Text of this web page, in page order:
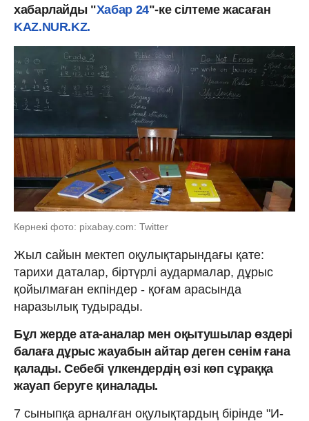
хабарлайды "Хабар 24"-ке сілтеме жасаған
KAZ.NUR.KZ.
Көрнекі фото: pixabay.com: Twitter
Жыл сайын мектеп оқулықтарындағы қате:
тарихи даталар, біртүрлі аудармалар, дұрыс
қойылмаған екпіндер - қоғам арасында
наразылық тудырады.
Бұл жерде ата-аналар мен оқытушылар өздері
балаға дұрыс жауабын айтар деген сенім ғана
қалады. Себебі үлкендердің өзі көп сұраққа
жауап беруге қиналады.
7 сыныпқа арналған оқулықтардың бірінде "И-